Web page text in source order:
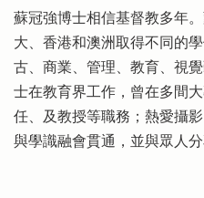
蘇冠強博士相信基督教多年
大、香港和澳洲取得不同的
古、商業、管理、教育、視
士在教育界工作，曾在多間
任、及教授等職務；熱愛攝
與學識融會貫通，並與眾人分